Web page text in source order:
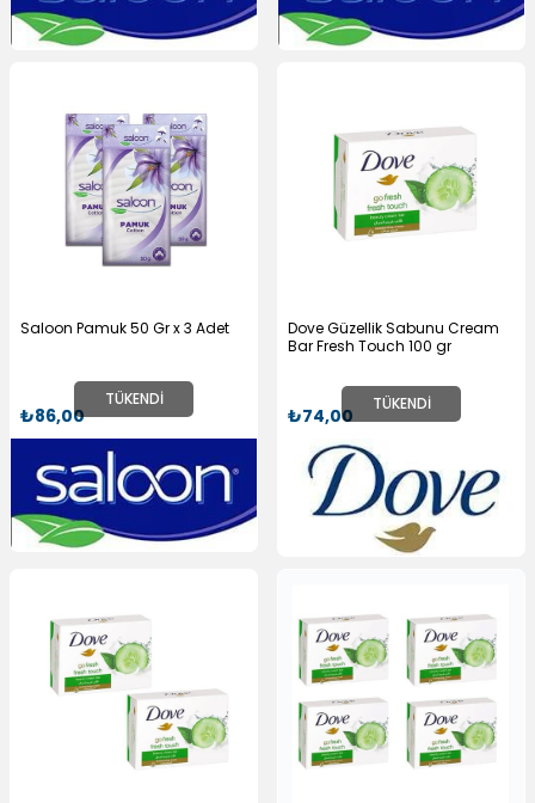
TÜKENDI
Saloon Pamuk 50 Gr x 3 Adet
₺86,00
TÜKENDI
Dove Güzellik Sabunu Cream
Bar Fresh Touch 100 gr
₺74,00